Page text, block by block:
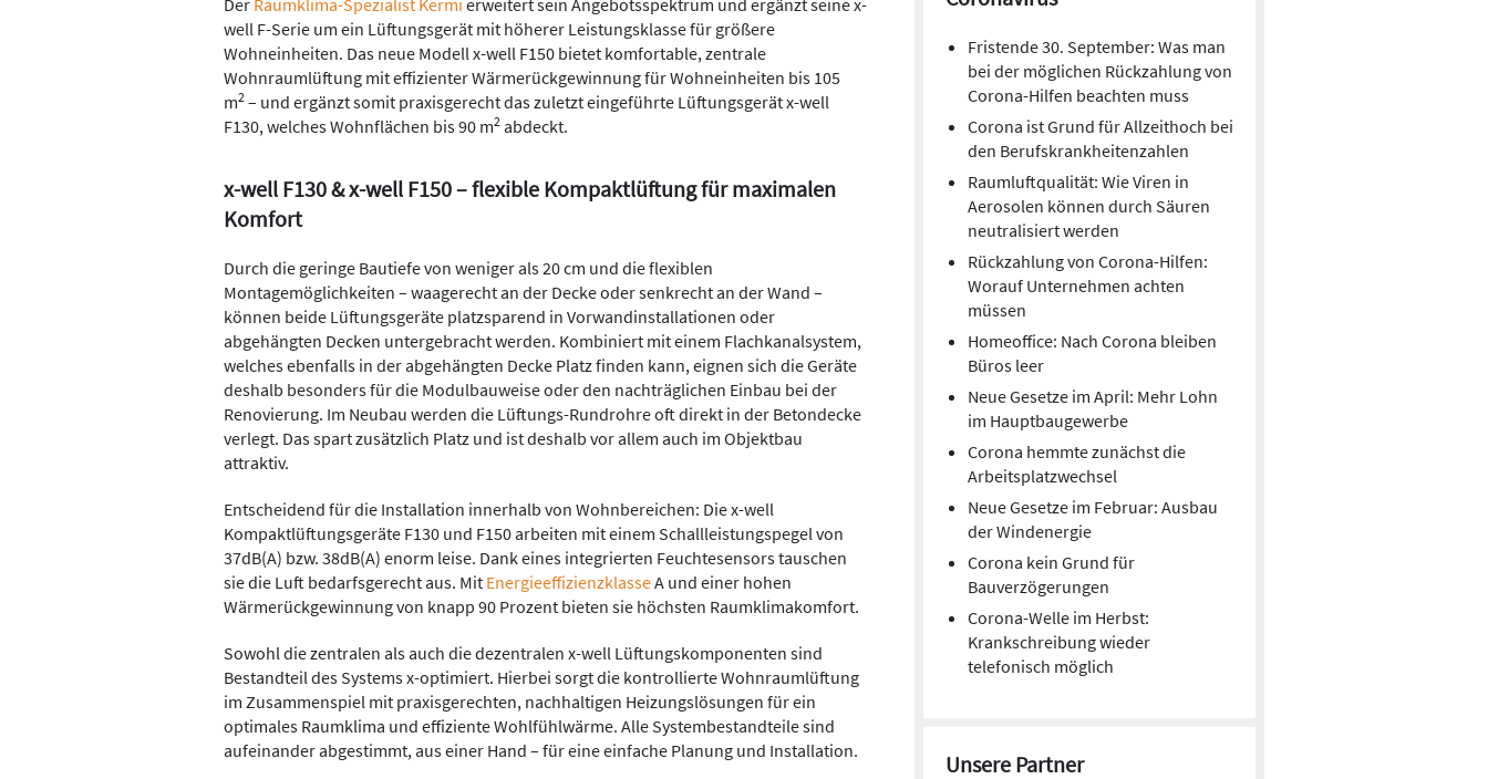
Der Raumklima-Spezialist Kermi erweitert sein Angebotsspektrum und ergänzt seine x-
well F-Serie um ein Lüftungsgerät mit höherer Leistungsklasse für größere
Wohneinheiten. Das neue Modell x-well F150 bietet komfortable, zentrale
Wohnraumlüftung mit effizienter Wärmerückgewinnung für Wohneinheiten bis 105
m2 – und ergänzt somit praxisgerecht das zuletzt eingeführte Lüftungsgerät x-well
F130, welches Wohnflächen bis 90 m2 abdeckt.
x-well F130 & x-well F150 – flexible Kompaktlüftung für maximalen
Komfort
Durch die geringe Bautiefe von weniger als 20 cm und die flexiblen
Montagemöglichkeiten – waagerecht an der Decke oder senkrecht an der Wand –
können beide Lüftungsgeräte platzsparend in Vorwandinstallationen oder
abgehängten Decken untergebracht werden. Kombiniert mit einem Flachkanalsystem,
welches ebenfalls in der abgehängten Decke Platz finden kann, eignen sich die Geräte
deshalb besonders für die Modulbauweise oder den nachträglichen Einbau bei der
Renovierung. Im Neubau werden die Lüftungs-Rundrohre oft direkt in der Betondecke
verlegt. Das spart zusätzlich Platz und ist deshalb vor allem auch im Objektbau
attraktiv.
Entscheidend für die Installation innerhalb von Wohnbereichen: Die x-well
Kompaktlüftungsgeräte F130 und F150 arbeiten mit einem Schallleistungspegel von
37dB(A) bzw. 38dB(A) enorm leise. Dank eines integrierten Feuchtesensors tauschen
sie die Luft bedarfsgerecht aus. Mit EnergieeffizienzklasseA und einer hohen
Wärmerückgewinnung von knapp 90 Prozent bieten sie höchsten Raumklimakomfort.
Sowohl die zentralen als auch die dezentralen x-well Lüftungskomponenten sind
Bestandteil des Systems x-optimiert. Hierbei sorgt die kontrollierte Wohnraumlüftung
im Zusammenspiel mit praxisgerechten, nachhaltigen Heizungslösungen für ein
optimales Raumklima und effiziente Wohlfühlwärme. Alle Systembestandteile sind
aufeinander abgestimmt, aus einer Hand – für eine einfache Planung und Installation.
Fristende 30. September: Was man
bei der möglichen Rückzahlung von
Corona-Hilfen beachten muss
Corona ist Grund für Allzeithoch bei
den Berufskrankheitenzahlen
Raumluftqualität: Wie Viren in
Aerosolen können durch Säuren
neutralisiert werden
Rückzahlung von Corona-Hilfen:
Worauf Unternehmen achten
müssen
Homeoffice: Nach Corona bleiben
Büros leer
Neue Gesetze im April: Mehr Lohn
im Hauptbaugewerbe
Corona hemmte zunächst die
Arbeitsplatzwechsel
Neue Gesetze im Februar: Ausbau
der Windenergie
Corona kein Grund für
Bauverzögerungen
Corona-Welle im Herbst:
Krankschreibung wieder
telefonisch möglich
Unsere Partner